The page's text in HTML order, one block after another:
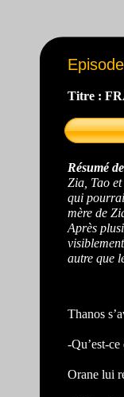
Titre :
Résumé
Zia, Tao
qui
mère de
Après
autre que
Thanos
-Qu’est-
Orane lui